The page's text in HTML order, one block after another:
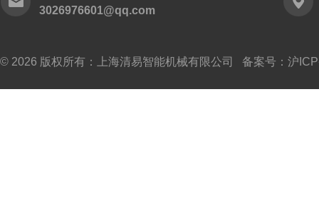
3026976601@qq.com
© 2026 版权所有：上海清易智能机械有限公司 备案号： 沪